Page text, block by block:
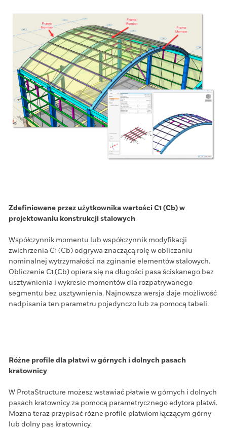
Zdefiniowane przez użytkownika wartości C1 (Cb) w
projektowaniu konstrukcji stalowych
Współczynnik momentu lub współczynnik modyfikacji
zwichrzenia C1 (Cb) odgrywa znaczącą rolę w obliczaniu
nominalnej wytrzymałości na zginanie elementów stalowych.
Obliczenie C1 (Cb) opiera się na długości pasa ściskanego bez
usztywnienia i wykresie momentów dla rozpatrywanego
segmentu bez usztywnienia. Najnowsza wersja daje możliwość
nadpisania ten parametru pojedynczo lub za pomocą tabeli.
Różne profile dla płatwi w górnych i dolnych pasach
kratownicy
W ProtaStructure możesz wstawiać płatwie w górnych i dolnych
pasach kratownicy za pomocą parametrycznego edytora płatwi.
Można teraz przypisać różne profile płatwiom łączącym górny
lub dolny pas kratownicy.